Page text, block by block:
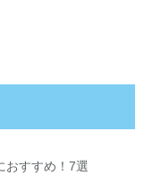
おすすめ！7選